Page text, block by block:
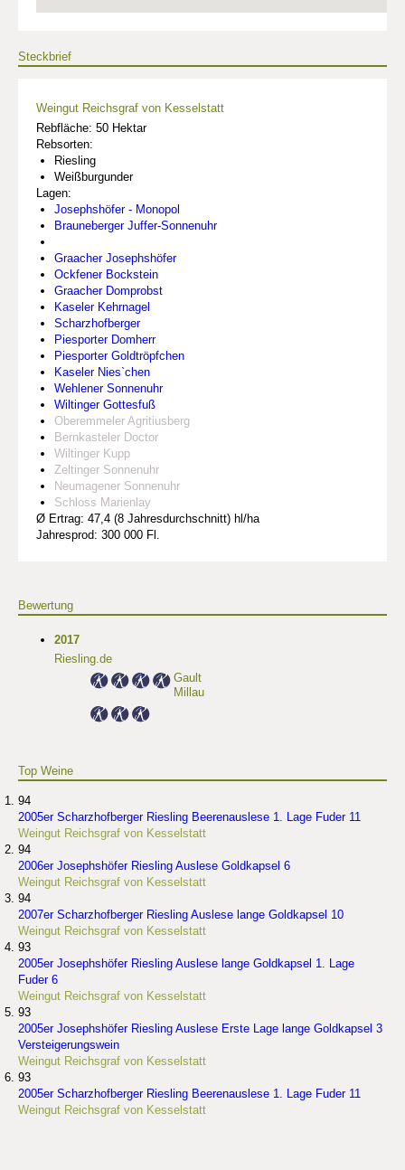
Steckbrief
Weingut Reichsgraf von Kesselstatt
Rebfläche: 50 Hektar
Rebsorten:
Riesling
Weißburgunder
Lagen:
Josephshöfer - Monopol
Brauneberger Juffer-Sonnenuhr
Graacher Josephshöfer
Ockfener Bockstein
Graacher Domprobst
Kaseler Kehrnagel
Scharzhofberger
Piesporter Domherr
Piesporter Goldtröpfchen
Kaseler Nies`chen
Wehlener Sonnenuhr
Wiltinger Gottesfuß
Oberemmeler Agritiusberg
Bernkasteler Doctor
Wiltinger Kupp
Zeltinger Sonnenuhr
Neumagener Sonnenuhr
Schloss Marienlay
Ø Ertrag: 47,4 (8 Jahresdurchschnitt) hl/ha
Jahresprod: 300 000 Fl.
Bewertung
2017
Riesling.de
Gault
Millau
Top Weine
94
2005er Scharzhofberger Riesling Beerenauslese 1. Lage Fuder 11
Weingut Reichsgraf von Kesselstatt
94
2006er Josephshöfer Riesling Auslese Goldkapsel 6
Weingut Reichsgraf von Kesselstatt
94
2007er Scharzhofberger Riesling Auslese lange Goldkapsel 10
Weingut Reichsgraf von Kesselstatt
93
2005er Josephshöfer Riesling Auslese lange Goldkapsel 1. Lage
Fuder 6
Weingut Reichsgraf von Kesselstatt
93
2005er Josephshöfer Riesling Auslese Erste Lage lange Goldkapsel 3
Versteigerungswein
Weingut Reichsgraf von Kesselstatt
93
2005er Scharzhofberger Riesling Beerenauslese 1. Lage Fuder 11
Weingut Reichsgraf von Kesselstatt